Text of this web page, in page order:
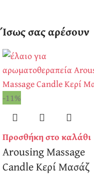
Ίσως σας αρέσουν
-11%
Προσθήκη στο καλάθι
Arousing Massage
Candle Κερί Μασάζ